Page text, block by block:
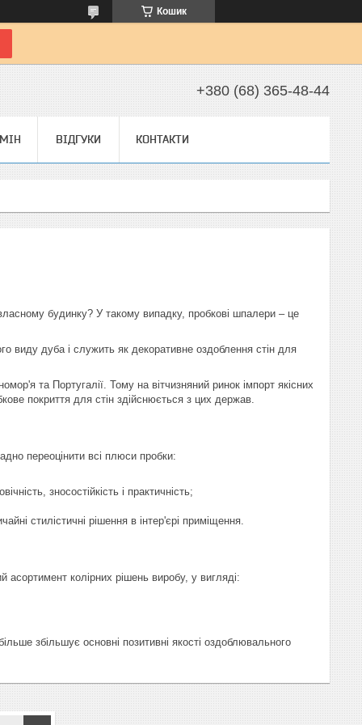
Кошик
+380 (68) 365-48-44
ВІДГУКИ КОНТАКТИ
будинку? У такому випадку, пробкові шпалери – це
виду дуба і служить як декоративне оздоблення стін для
та Португалії. Тому на вітчизняний ринок імпорт якісних
покриття для стін здійснюється з цих держав.
переоцінити всі плюси пробки:
зносостійкість і практичність;
стилістичні рішення в інтер'єрі приміщення.
колірних рішень виробу, у вигляді:
збільшує основні позитивні якості оздоблювального